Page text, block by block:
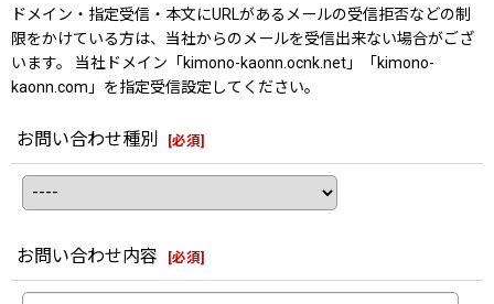
ドメイン・指定受信・本文にURLがあるメールの受信拒否などの制
限をかけている方は、当社からのメールを受信出来ない場合がござ
います。 当社ドメイン「kimono-kaonn.ocnk.net」「kimono-
kaonn.com」を指定受信設定してください。
お問い合わせ種別 [必須]
お問い合わせ内容 [必須]